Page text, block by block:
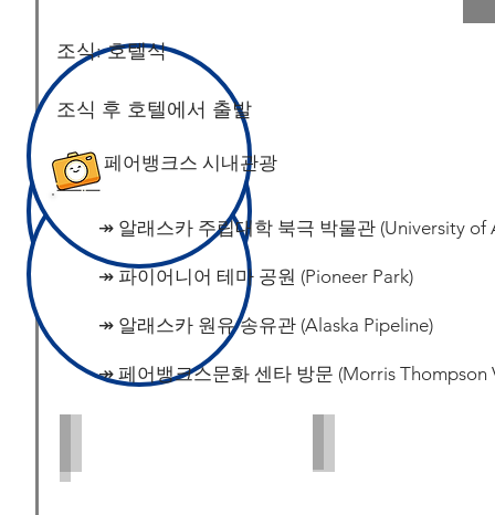
조식: 호텔식 ​
​조식 후 호텔에서 출발
​페어뱅크스 시내관광
↠ 알래스카 주립대학 북극 박물관 (University
↠ 파이어니어 테마 공원 (Pioneer Park)
​↠ 알래스카 원유 송유관 (Alaska Pipeline)
↠ 페어뱅크스문화 센타 방문 (Morris Thompson
Jenna